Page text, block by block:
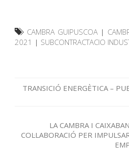
CAMBRA GUIPUSCOA|
2021 | SUBCONTRACTACIO
TRANSICIÓ ENERGÈTICA –
LA CAMBRA I
COL·LABORACIÓ PER